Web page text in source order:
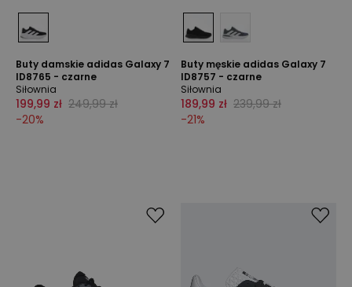
Buty damskie adidas Galaxy 7
ID8765 - czarne
Siłownia
199,99 zł 249,99 zł
-20%
Buty męskie adidas Galaxy 7
ID8757 - czarne
Siłownia
189,99 zł 239,99 zł
-21%